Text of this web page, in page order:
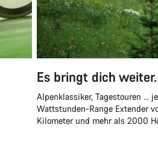
Es bringt dich weiter.
Alpenklassiker, Tagestouren …
Wattstunden-Range Extender
Kilometer und mehr als 2000